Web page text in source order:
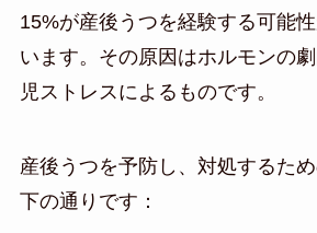
15%が産後うつを経験する可能
います。その原因はホルモンの
児ストレスによるものです。
産後うつを予防し、対処するた
下の通りです：